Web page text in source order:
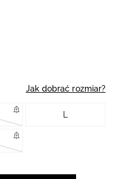
Jak dobrać rozmiar?
L